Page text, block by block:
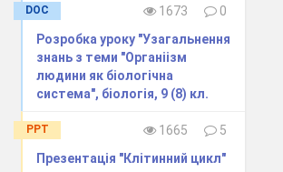
DOC 1673
0
Розробка уроку "Узагальнення
знань з теми "Органіізм
людини як біологічна
система", біологія, 9 (8) кл.
PPT 1665
5
Презентація "Клітинний цикл"